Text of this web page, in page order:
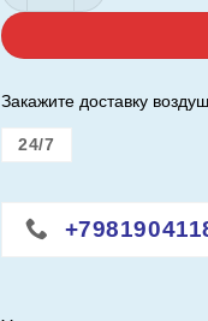
Закажите доставку
24/7